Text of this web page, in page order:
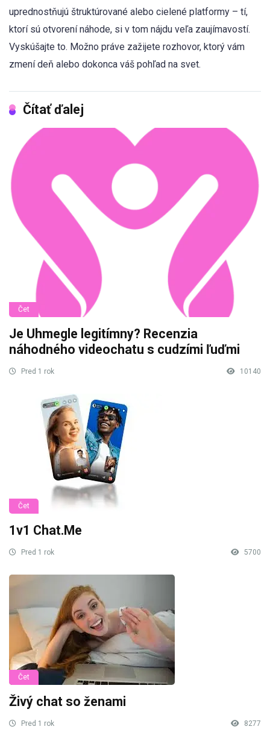
uprednostňujú štruktúrované alebo cielené platformy – tí,
ktorí sú otvorení náhode, si v tom nájdu veľa zaujímavostí.
Vyskúšajte to. Možno práve zažijete rozhovor, ktorý vám
zmení deň alebo dokonca váš pohľad na svet.
Čítať ďalej
Čet
Je Uhmegle legitímny? Recenzia
náhodného videochatu s cudzími ľuďmi
Pred 1 rok 10140
Čet
1v1 Chat.Me
Pred 1 rok 5700
Čet
Živý chat so ženami
Pred 1 rok 8277